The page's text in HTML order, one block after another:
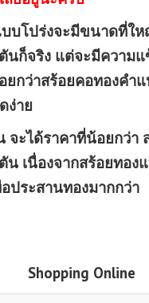
บโปร่งจะมีขนาดที่ใ
นก็จริง แต่จะมีความแ
กว่าสร้อยคอทองคำ
ง่าย
จะได้ราคาที่น้อยกว่า
เนื่องจากสร้อยทอง
ประสานทองมากกว่า
Shopping Online